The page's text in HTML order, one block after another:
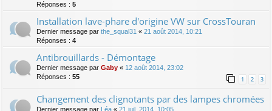
Réponses : 5
Installation lave-phare d'origine VW sur CrossTouran
Dernier message par the_squal31 « 21 août 2014, 10:21
Réponses : 4
Antibrouillards - Démontage
Dernier message par Gaby « 12 août 2014, 23:02
Réponses : 55 1 2 3
Changement des clignotants par des lampes chromées
Dernier message par Léa « 21 juil. 2014, 10:05